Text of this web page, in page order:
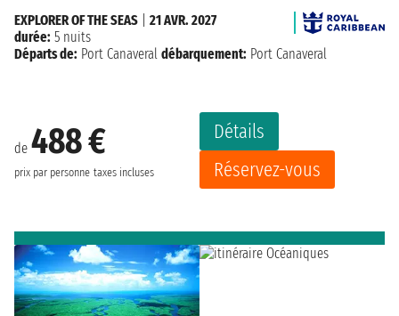
de 488 €
prix par personne taxes incluses
Détails
Réservez-vous
EXPLORER OF THE SEAS
21 AVR. 2027
durée: 5 nuits
Départs de: Port Canaveral débarquement: Port Canaveral